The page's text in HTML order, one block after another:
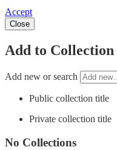
Accept
Close
Add to Collection
Add new or search
Public collection title
Private collection title
No Collections